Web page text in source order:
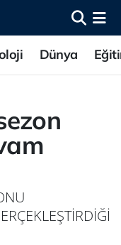
Dünya